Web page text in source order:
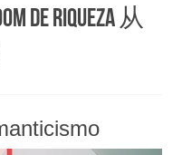
DE RIQUEZA 从